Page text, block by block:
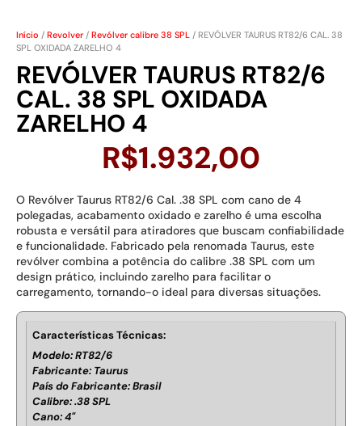
Início / Revolver / Revólver calibre 38 SPL / REVÓLVER TAURUS RT82/6 CAL. 38
SPL OXIDADA ZARELHO 4
REVÓLVER TAURUS RT82/6
CAL. 38 SPL OXIDADA
ZARELHO 4
R$1.932,00
O Revólver Taurus RT82/6 Cal. .38 SPL com cano de 4
polegadas, acabamento oxidado e zarelho é uma escolha
robusta e versátil para atiradores que buscam confiabilidade
e funcionalidade. Fabricado pela renomada Taurus, este
revólver combina a potência do calibre .38 SPL com um
design prático, incluindo zarelho para facilitar o
carregamento, tornando-o ideal para diversas situações.
Características Técnicas:
Modelo: RT82/6
Fabricante: Taurus
País do Fabricante: Brasil
Calibre: .38 SPL
Cano: 4"